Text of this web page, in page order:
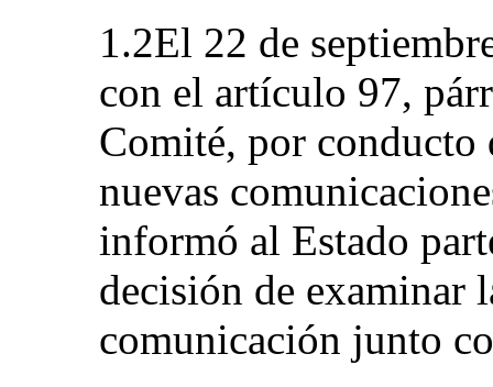
1.2El 22 de
con el artículo 97,
Comité, por conducto
nuevas
informó al Estado
decisión de examinar
comunicación junto